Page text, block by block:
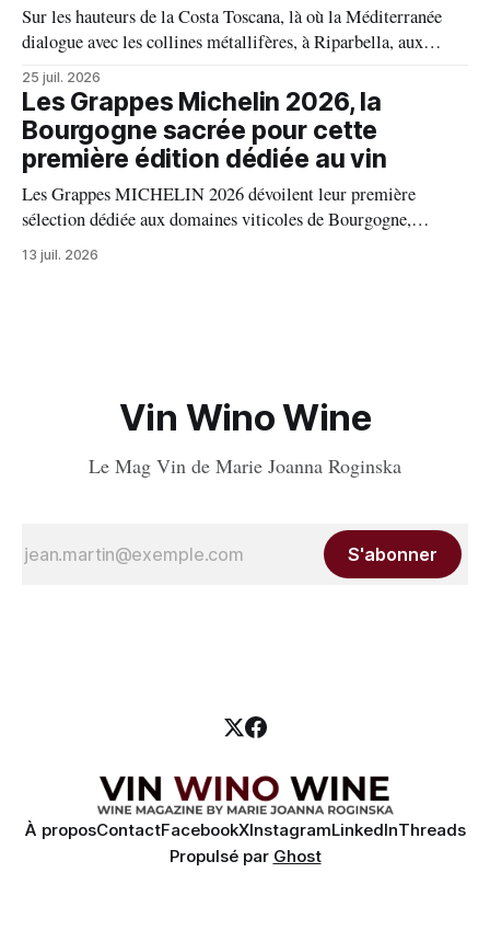
Sur les hauteurs de la Costa Toscana, là où la Méditerranée
dialogue avec les collines métallifères, à Riparbella, aux
portes de Bolgheri, Caiarossa cultive une autre idée du grand
vin, celle d'un équilibre vivant entre la terre, les cépages et le
temps.
25 juil. 2026
Les Grappes Michelin 2026, la
Bourgogne sacrée pour cette
première édition dédiée au vin
Les Grappes MICHELIN 2026 dévoilent leur première
sélection dédiée aux domaines viticoles de Bourgogne,
distinguant 94 propriétés pour l’excellence de leurs vins. Au
palmarès : 9 domaines reçoivent trois grappes, 20 deux
13 juil. 2026
Vin Wino Wine
Le Mag Vin de Marie Joanna Roginska
S'abonner
À proposContactFacebookXInstagramLinkedInThreads
Propulsé par Ghost